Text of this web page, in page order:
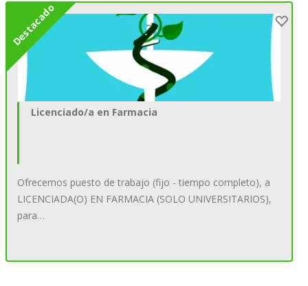
Destacado
Licenciado/a en Farmacia
Ofrecemos puesto de trabajo (fijo - tiempo completo), a
LICENCIADA(O) EN FARMACIA (SOLO UNIVERSITARIOS),
para…